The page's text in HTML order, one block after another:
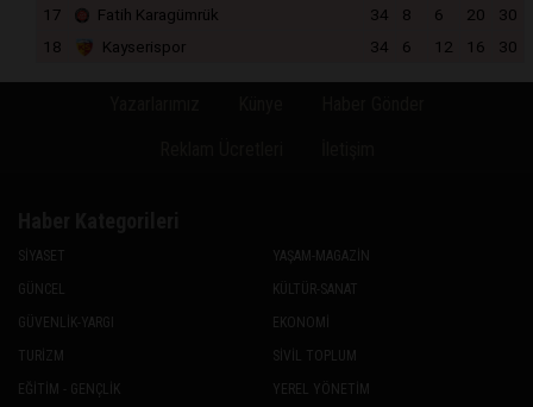
17
Fatih Karagümrük 34 8 6 20
30
18
Kayserispor 34 6 12 16 30
SİYASET
GÜNCEL
GÜVENLİK-YARGI
TURİZM
EĞİTİM - GENÇLİK
YAŞAM-MAGAZİN
KÜLTÜR-SANAT
EKONOMİ
SİVİL TOPLUM
YEREL YÖNETİM